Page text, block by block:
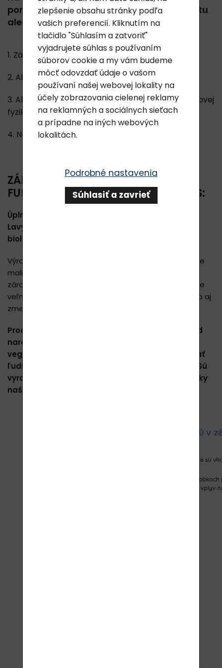
poradenstvo prostredníctvom online chatu
alebo telefonického hovoru.
1. Základné informácie o funkčnosti výrobku
2. Ako výrobky Lavylites skutočne fungujú - video
3. Ako fungujú produkty Lavylites z pohľadu kvantovej
fyziky (3 časti)
4. Naše vyhlásenie
ZÁKLADNÉ INFORMÁCIE O
FUNKČNOSTI VÝROBKOV LAVYLITES:
Úplne nová technológia kozmetických výrobkov
Lavylites, ktorá využíva nové poznatky z oblasti
biológie a kvantovej fyziky.
Výrobky majú veľmi pozitívny účinok. Svoje telo by ste
mali podporovať pravidelnou aplikáciou produktov a
zároveň ho nechať pôsobiť dostatočne dlho. Preto je
veľmi vhodné vnímať svoje telo, svoje pocity a často aj
zmeny situácií, ktoré sa vám dejú.
Produkty sú vhodné aj pre tehotné ženy a deti od
narodenia, zvieratá a rastliny. Sú vhodné pre
vegánov a vegetariánov a môžu ich užívať/užívať
ľudia s citlivosťou na lepok, laktózu a diabetici. Sú
vyrobené z najčistejších surovín, a preto sa všetky
naše produkty môžu užívať vnútorne!
zlepšenie obsahu stránky podľa
vašich preferencií. Kliknutím na
tlačidlo "Súhlasím a zatvoriť"
vyjadrujete súhlas s používaním
súborov cookie a my vám budeme
môcť odovzdať údaje o vašom
používaní našej webovej lokality na
účely zobrazovania cielenej reklamy
na reklamných a sociálnych sieťach
a prípadne na iných webových
lokalitách.
Podrobné nastavenia
Súhlasiť a zavrieť